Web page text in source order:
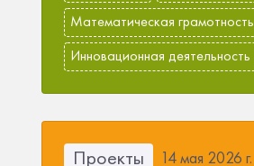
Проекты 14 мая 2026 г.
Математическая грамотность
Инновационная деятельность